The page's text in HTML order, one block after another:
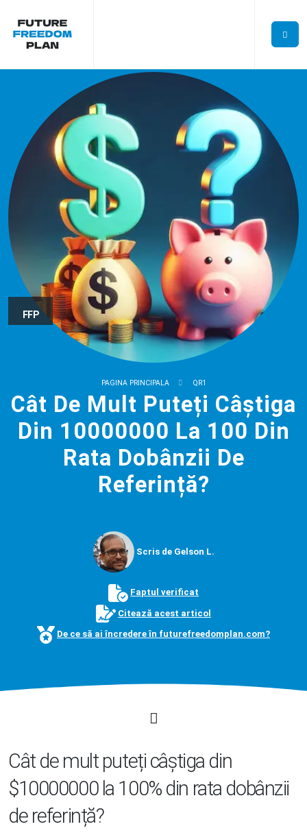
FFP
PAGINA PRINCIPALA QR1
Cât De Mult Puteți Câștiga
Din 10000000 La 100 Din
Rata Dobânzii De
Referință?
Scris de Gelson L.
Faptul verificat
Citează acest articol
De ce să ai încredere în futurefreedomplan.com?
Cât de mult puteți câștiga din
$10000000 la 100% din rata dobânzii
de referință?